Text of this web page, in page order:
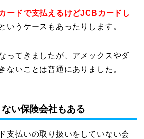
ードで支払えるけどJCBカードし
というケースもあったりします。
ってきましたが、アメックスやダ
ないことは普通にありました。
い保険会社もある
支払いの取り扱いをしていない会